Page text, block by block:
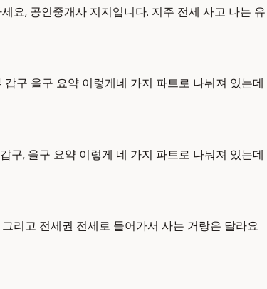
요, 공인중개사 지지입니다. 지주 전세 사고 나는 유
구 을구 요약 이렇게네 가지 파트로 나눠져 있는데
구, 을구 요약 이렇게 네 가지 파트로 나눠져 있는데
리고 전세권 전세로 들어가서 사는 거랑은 달라요